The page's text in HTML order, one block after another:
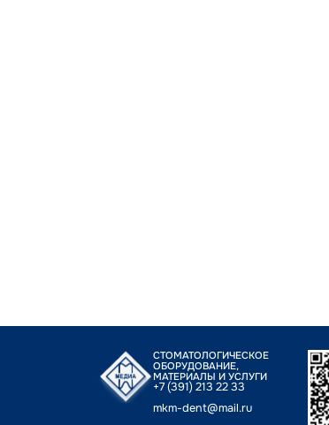
СТОМАТОЛОГИЧЕСКОЕ
ОБОРУДОВАНИЕ,
МАТЕРИАЛЫ И УСЛУГИ
+7 (391) 213 22 33
mkm-dent@mail.ru